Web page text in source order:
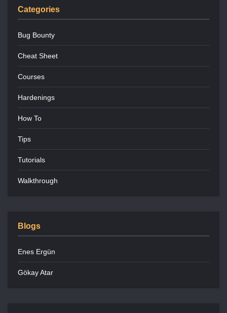
Categories
Bug Bounty
Cheat Sheet
Courses
Hardenings
How To
Tips
Tutorials
Walkthrough
Blogs
Enes Ergün
Gökay Atar